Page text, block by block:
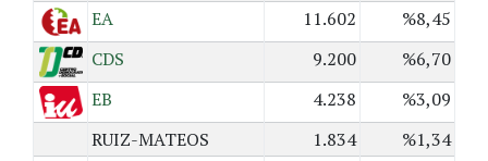
EA
11.602
%8,45
CDS
9.200
%6,70
EB
4.238
%3,09
RUIZ-MATEOS
1.834
%1,34